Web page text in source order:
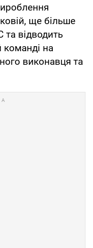
ще більше
відводить
команді на
виконавця та